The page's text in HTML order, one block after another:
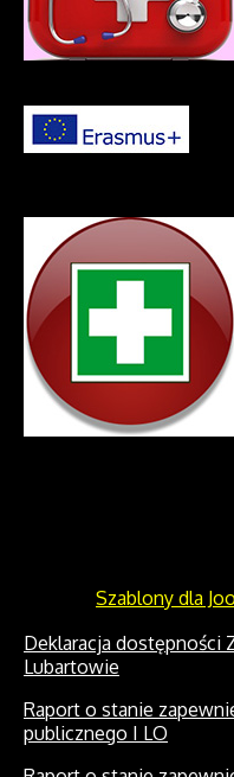
Szablony dla
Deklaracja dostępności
Lubartowie
Raport o stanie
publicznego I LO